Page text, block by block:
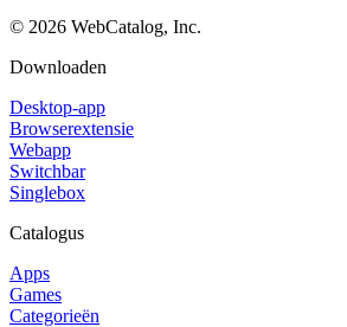
© 2026 WebCatalog, Inc.
Downloaden
Desktop-app
Browserextensie
Webapp
Switchbar
Singlebox
Catalogus
Apps
Games
Categorieën